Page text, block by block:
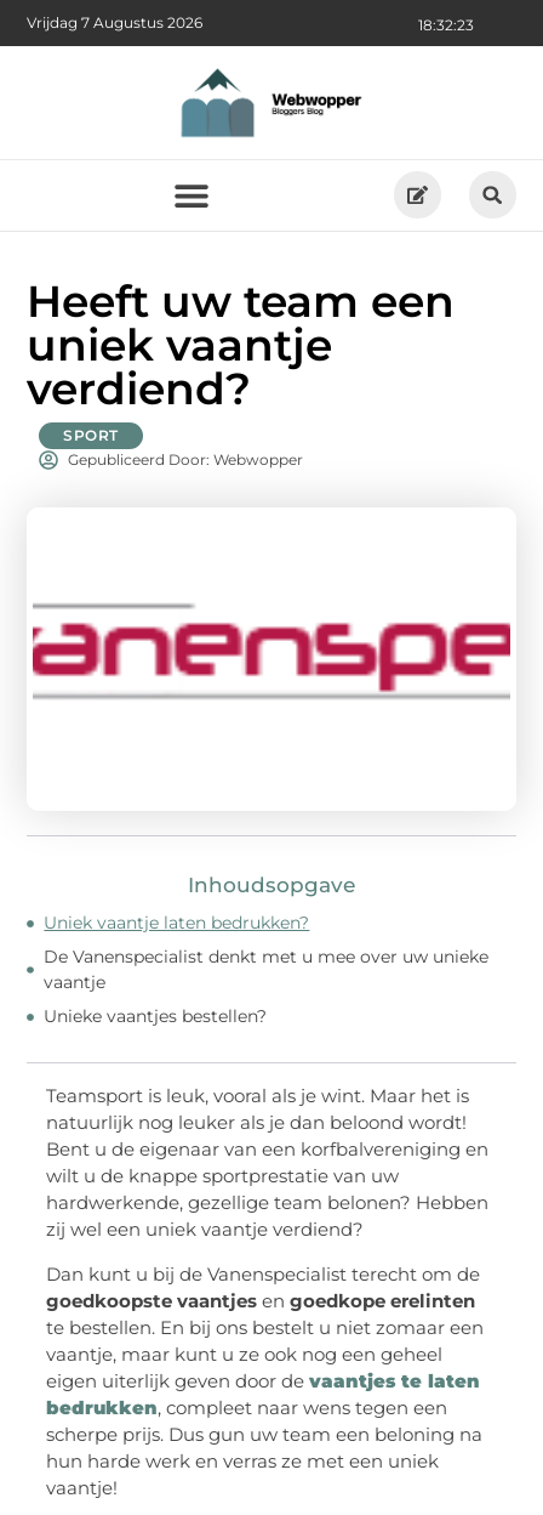
18:32:24
Vrijdag 7 Augustus 2026
Heeft uw team een
uniek vaantje
verdiend?
SPORT
Gepubliceerd Door: Webwopper
Inhoudsopgave
Uniek vaantje laten bedrukken?
De Vanenspecialist denkt met u mee over uw unieke
vaantje
Unieke vaantjes bestellen?
Teamsport is leuk, vooral als je wint. Maar het is
natuurlijk nog leuker als je dan beloond wordt!
Bent u de eigenaar van een korfbalvereniging en
wilt u de knappe sportprestatie van uw
hardwerkende, gezellige team belonen? Hebben
zij wel een uniek vaantje verdiend?
Dan kunt u bij de Vanenspecialist terecht om de
goedkoopste vaantjes engoedkope erelinten
te bestellen. En bij ons bestelt u niet zomaar een
vaantje, maar kunt u ze ook nog een geheel
eigen uiterlijk geven door devaantjes te laten
bedrukken, compleet naar wens tegen een
scherpe prijs. Dus gun uw team een beloning na
hun harde werk en verras ze met een uniek
vaantje!